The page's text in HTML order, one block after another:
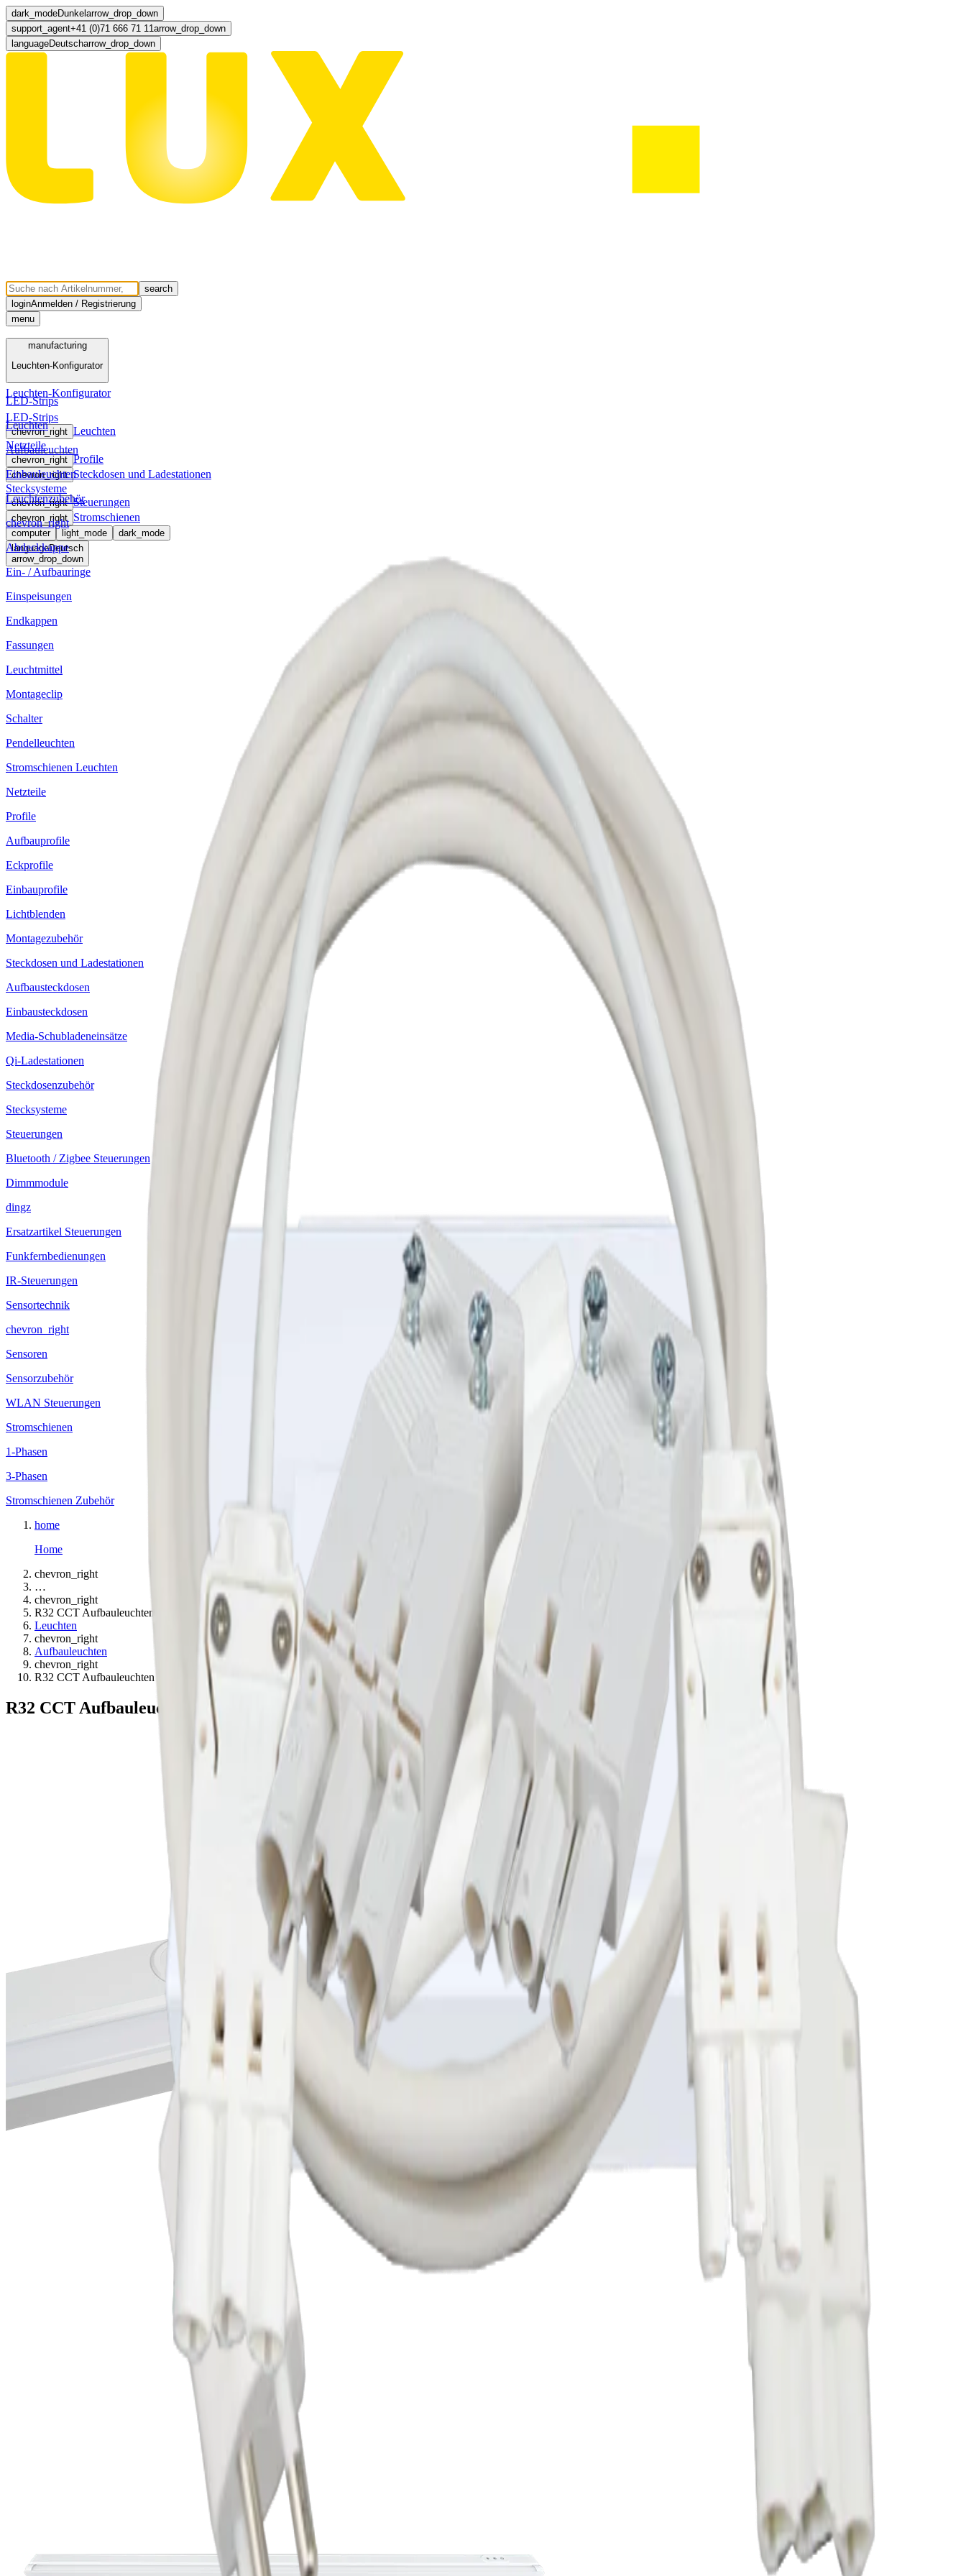
dark_modeDunkel arrow_drop_down
support_agent+41 (0)71 666 71 11arrow_drop_down
languageDeutscharrow_drop_down
search
loginAnmelden / Registrierung
menu
Menü
manufacturing
Leuchten-Konfigurator
LED-Strips
chevron_right Leuchten
Netzteile
chevron_right Profile
chevron_right Steckdosen und Ladestationen
Stecksysteme
chevron_right Steuerungen
chevron_right Stromschienen
computer light_mode
dark_mode
languageDeutsch
arrow_drop_down
manufacturing
Leuchten-Konfigurator
LED-Strips
Leuchten
Aufbauleuchten
Einbauleuchten
Leuchtenzubehör
chevron_right
Abdeckkappe
Ein- / Aufbauringe
Einspeisungen
Endkappen
Fassungen
Leuchtmittel
Montageclip
Schalter
Pendelleuchten
Stromschienen Leuchten
Netzteile
Profile
Aufbauprofile
Eckprofile
Einbauprofile
Lichtblenden
Montagezubehör
Steckdosen und Ladestationen
Aufbausteckdosen
Einbausteckdosen
Media-Schubladeneinsätze
Qi-Ladestationen
Steckdosenzubehör
Stecksysteme
Steuerungen
Bluetooth / Zigbee Steuerungen
Dimmmodule
dingz
Ersatzartikel Steuerungen
Funkfernbedienungen
IR-Steuerungen
Sensortechnik
chevron_right
Sensoren
Sensorzubehör
WLAN Steuerungen
Stromschienen
1-Phasen
3-Phasen
Stromschienen Zubehör
home
Home
chevron_right
…
chevron_right
R32 CCT Aufbauleuchten
Leuchten
chevron_right
Aufbauleuchten
chevron_right
R32 CCT Aufbauleuchten
R32 CCT Aufbauleuchten